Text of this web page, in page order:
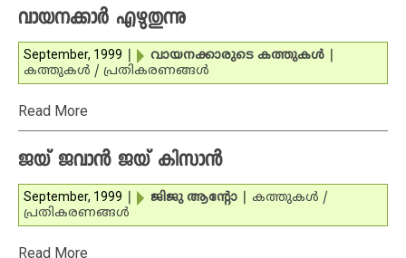
വായനക്കാര്‍ എഴുതുന്നു
September, 1999 വായനക്കാരുടെ കത്തുകള്‍
കത്തുകള്‍ / പ്രതികരണങ്ങള്‍
Read More
ജയ് ജവാന്‍ ജയ് കിസാന്‍
September, 1999 ജിജു ആന്റോ
കത്തുകള്‍ /
പ്രതികരണങ്ങള്‍
Read More